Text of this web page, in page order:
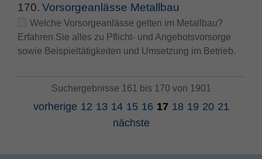
170. Vorsorgeanlässe Metallbau
Welche Vorsorgeanlässe gelten im Metallbau?
Erfahren Sie alles zu Pflicht- und Angebotsvorsorge
sowie Beispieltätigkeiten und Umsetzung im Betrieb.
Suchergebnisse 161 bis 170 von 1901
vorherige 12 13 14 15 16 17 18 19 20 21
nächste